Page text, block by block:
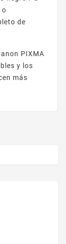
o
de
PIXMA
y los
más